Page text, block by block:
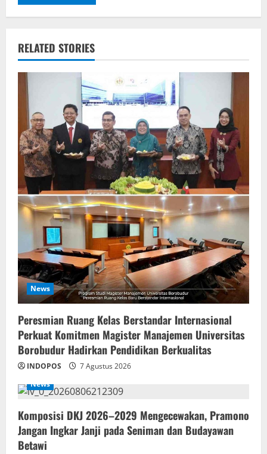
RELATED STORIES
News
Peresmian Ruang Kelas Berstandar Internasional
Perkuat Komitmen Magister Manajemen Universitas
Borobudur Hadirkan Pendidikan Berkualitas
INDOPOS
7 Agustus 2026
News
Komposisi DKJ 2026–2029 Mengecewakan, Pramono
Jangan Ingkar Janji pada Seniman dan Budayawan
Betawi